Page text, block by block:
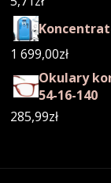
1 699,00zł
Okulary
54-16-140
285,99zł